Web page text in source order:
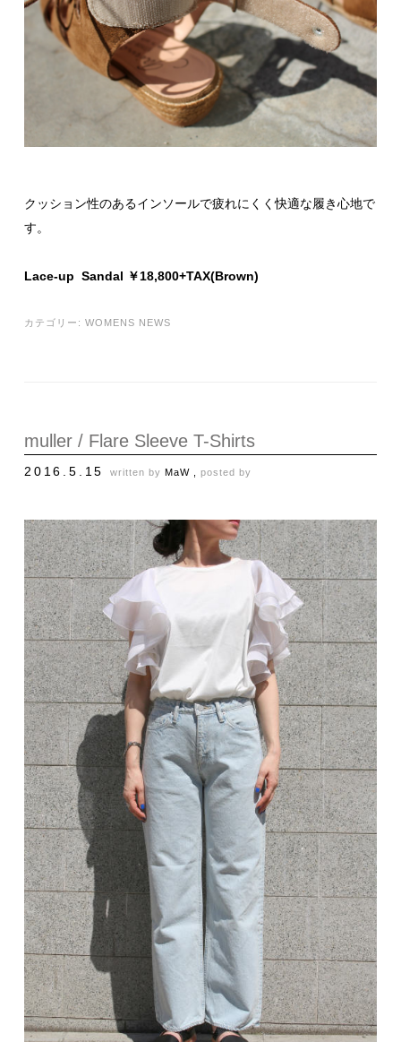
クッション性のあるインソールで疲れにくく快適な履き心地で
す。
Lace-up Sandal ￥18,800+TAX(Brown)
カテゴリー: WOMENS NEWS
muller / Flare Sleeve T-Shirts
2016.5.15 written by MaW , posted by